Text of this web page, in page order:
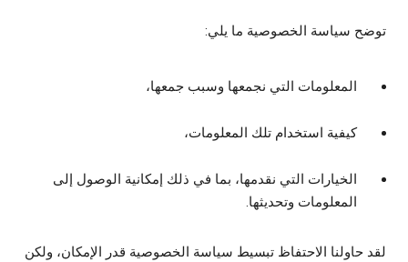
توضح سياسة الخصوصية ما يلي:
المعلومات التي نجمعها وسبب جمعها،
كيفية استخدام تلك المعلومات،
الخيارات التي نقدمها، بما في ذلك إمكانية الوصول إلى
المعلومات وتحديثها.
لقد حاولنا الاحتفاظ تبسيط سياسة الخصوصية قدر الإمكان، ولكن